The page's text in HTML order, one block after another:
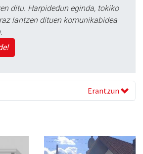
ditu. Harpidedun eginda, tokiko
lantzen dituen komunikabidea
Erantzun